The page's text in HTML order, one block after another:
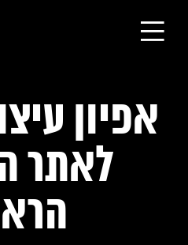
הסטודיו
מסלולי הלימוד
אפיון
לאתר